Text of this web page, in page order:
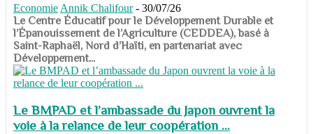
Economie Annik Chalifour - 30/07/26
​​​​​​​Le Centre Éducatif pour le Développement Durable et
l’Épanouissement de l’Agriculture (CEDDEA), basé à
Saint-Raphaël, Nord d’Haïti, en partenariat avec
Développement...
Le BMPAD et l’ambassade du Japon ouvrent la
voie à la relance de leur coopération ...